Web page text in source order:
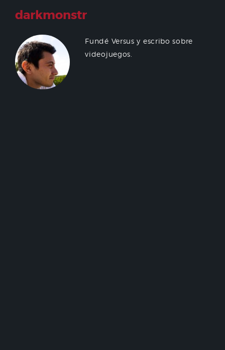
darkmonstr
Fundé Versus y escribo sobre
videojuegos.